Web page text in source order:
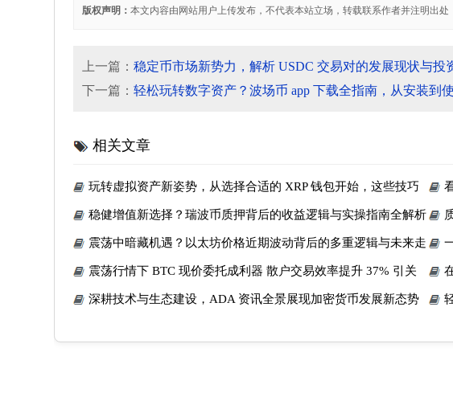
版权声明：本文内容由网站用户上传发布，不代表本站立场，转载联系作者并注明出处
上一篇：稳定币市场新势力，解析 USDC 交易对的发展现状与投
下一篇：轻松玩转数字资产？波场币 app 下载全指南，从安装到
相关文章
玩转虚拟资产新姿势，从选择合适的 XRP 钱包开始，这些技巧
你必须掌握
走
稳健增值新选择？瑞波币质押背后的收益逻辑与实操指南全解析
震荡中暗藏机遇？以太坊价格近期波动背后的多重逻辑与未来走
向分析
震荡行情下 BTC 现价委托成利器 散户交易效率提升 37% 引关
深耕技术与生态建设，ADA 资讯全景展现加密货币发展新态势